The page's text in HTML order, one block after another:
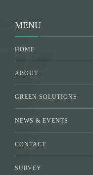
MENU
HOME
ABOUT
GREEN SOLUTIONS
NEWS & EVENTS
CONTACT
SURVEY